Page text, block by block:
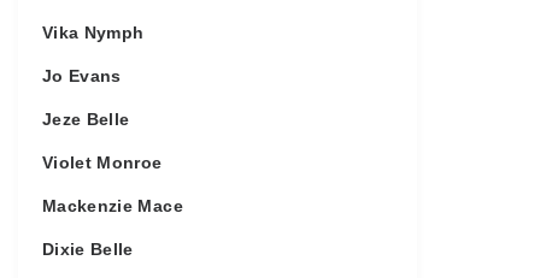
Vika Nymph
Jo Evans
Jeze Belle
Violet Monroe
Mackenzie Mace
Dixie Belle